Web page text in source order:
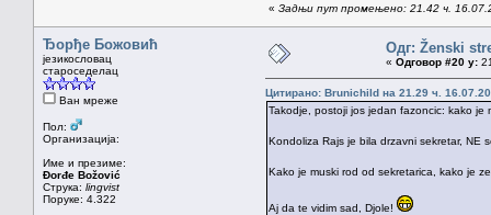
« Задњи пут промењено: 21.42 ч.
Ђорђе Божовић
језикословац
староседелац
Ван мреже
Пол:
Организација:
Име и презиме:
Đorđe Božović
Струка: lingvist
Поруке: 4.322
Одг: Ženski
« Одговор #20 у:
Цитирано: Brunichild на 21.29 ч.
Takodje, postoji jos jedan fazoncic: kako je
Kondoliza Rajs je bila drzavni sekretar, NE
Kako je muski rod od sekretarica, kako je
Aj da te vidim sad, Djole!